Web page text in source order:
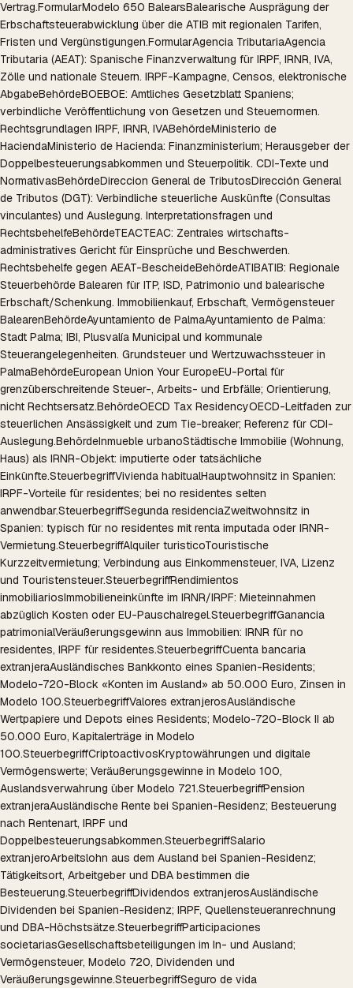
Vertrag.FormularModelo 650 BalearsBalearische Ausprägung der
Erbschaftsteuerabwicklung über die ATIB mit regionalen Tarifen,
Fristen und Vergünstigungen.FormularAgencia TributariaAgencia
Tributaria (AEAT): Spanische Finanzverwaltung für IRPF, IRNR, IVA,
Zölle und nationale Steuern. IRPF-Kampagne, Censos, elektronische
AbgabeBehördeBOEBOE: Amtliches Gesetzblatt Spaniens;
verbindliche Veröffentlichung von Gesetzen und Steuernormen.
Rechtsgrundlagen IRPF, IRNR, IVABehördeMinisterio de
HaciendaMinisterio de Hacienda: Finanzministerium; Herausgeber der
Doppelbesteuerungsabkommen und Steuerpolitik. CDI-Texte und
NormativasBehördeDireccion General de TributosDirección General
de Tributos (DGT): Verbindliche steuerliche Auskünfte (Consultas
vinculantes) und Auslegung. Interpretationsfragen und
RechtsbehelfeBehördeTEACTEAC: Zentrales wirtschafts-
administratives Gericht für Einsprüche und Beschwerden.
Rechtsbehelfe gegen AEAT-BescheideBehördeATIBATIB: Regionale
Steuerbehörde Balearen für ITP, ISD, Patrimonio und balearische
Erbschaft/Schenkung. Immobilienkauf, Erbschaft, Vermögensteuer
BalearenBehördeAyuntamiento de PalmaAyuntamiento de Palma:
Stadt Palma; IBI, Plusvalía Municipal und kommunale
Steuerangelegenheiten. Grundsteuer und Wertzuwachssteuer in
PalmaBehördeEuropean Union Your EuropeEU-Portal für
grenzüberschreitende Steuer-, Arbeits- und Erbfälle; Orientierung,
nicht Rechtsersatz.BehördeOECD Tax ResidencyOECD-Leitfaden zur
steuerlichen Ansässigkeit und zum Tie-breaker; Referenz für CDI-
Auslegung.BehördeInmueble urbanoStädtische Immobilie (Wohnung,
Haus) als IRNR-Objekt: imputierte oder tatsächliche
Einkünfte.SteuerbegriffVivienda habitualHauptwohnsitz in Spanien:
IRPF-Vorteile für residentes; bei no residentes selten
anwendbar.SteuerbegriffSegunda residenciaZweitwohnsitz in
Spanien: typisch für no residentes mit renta imputada oder IRNR-
Vermietung.SteuerbegriffAlquiler turisticoTouristische
Kurzzeitvermietung; Verbindung aus Einkommensteuer, IVA, Lizenz
und Touristensteuer.SteuerbegriffRendimientos
inmobiliariosImmobilieneinkünfte im IRNR/IRPF: Mieteinnahmen
abzüglich Kosten oder EU-Pauschalregel.SteuerbegriffGanancia
patrimonialVeräußerungsgewinn aus Immobilien: IRNR für no
residentes, IRPF für residentes.SteuerbegriffCuenta bancaria
extranjeraAusländisches Bankkonto eines Spanien-Residents;
Modelo-720-Block «Konten im Ausland» ab 50.000 Euro, Zinsen in
Modelo 100.SteuerbegriffValores extranjerosAusländische
Wertpapiere und Depots eines Residents; Modelo-720-Block II ab
50.000 Euro, Kapitalerträge in Modelo
100.SteuerbegriffCriptoactivosKryptowährungen und digitale
Vermögenswerte; Veräußerungsgewinne in Modelo 100,
Auslandsverwahrung über Modelo 721.SteuerbegriffPension
extranjeraAusländische Rente bei Spanien-Residenz; Besteuerung
nach Rentenart, IRPF und
Doppelbesteuerungsabkommen.SteuerbegriffSalario
extranjeroArbeitslohn aus dem Ausland bei Spanien-Residenz;
Tätigkeitsort, Arbeitgeber und DBA bestimmen die
Besteuerung.SteuerbegriffDividendos extranjerosAusländische
Dividenden bei Spanien-Residenz; IRPF, Quellensteueranrechnung
und DBA-Höchstsätze.SteuerbegriffParticipaciones
societariasGesellschaftsbeteiligungen im In- und Ausland;
Vermögensteuer, Modelo 720, Dividenden und
Veräußerungsgewinne.SteuerbegriffSeguro de vida